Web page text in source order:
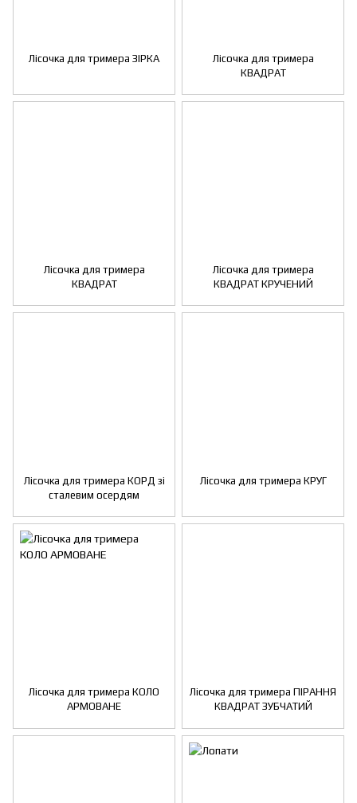
Лісочка для тримера ЗІРКА
Лісочка для тримера
КВАДРАТ
Лісочка для тримера
КВАДРАТ
Лісочка для тримера
КВАДРАТ КРУЧЕНИЙ
Лісочка для тримера КОРД зі
сталевим осердям
Лісочка для тримера КРУГ
Лісочка для тримера КОЛО
АРМОВАНЕ
Лісочка для тримера ПІРАННЯ
КВАДРАТ ЗУБЧАТИЙ